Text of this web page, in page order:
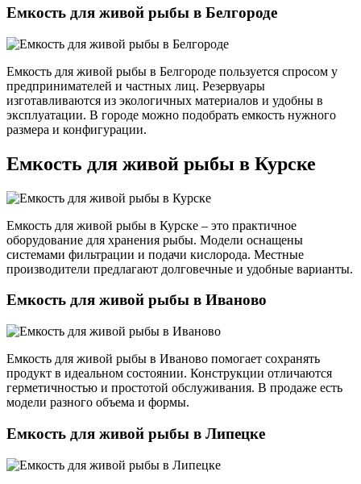
Емкость для живой рыбы в Белгороде
Емкость для живой рыбы в Белгороде пользуется спросом у
предпринимателей и частных лиц. Резервуары
изготавливаются из экологичных материалов и удобны в
эксплуатации. В городе можно подобрать емкость нужного
размера и конфигурации.
Емкость для живой рыбы в Курске
Емкость для живой рыбы в Курске – это практичное
оборудование для хранения рыбы. Модели оснащены
системами фильтрации и подачи кислорода. Местные
производители предлагают долговечные и удобные варианты.
Емкость для живой рыбы в Иваново
Емкость для живой рыбы в Иваново помогает сохранять
продукт в идеальном состоянии. Конструкции отличаются
герметичностью и простотой обслуживания. В продаже есть
модели разного объема и формы.
Емкость для живой рыбы в Липецке